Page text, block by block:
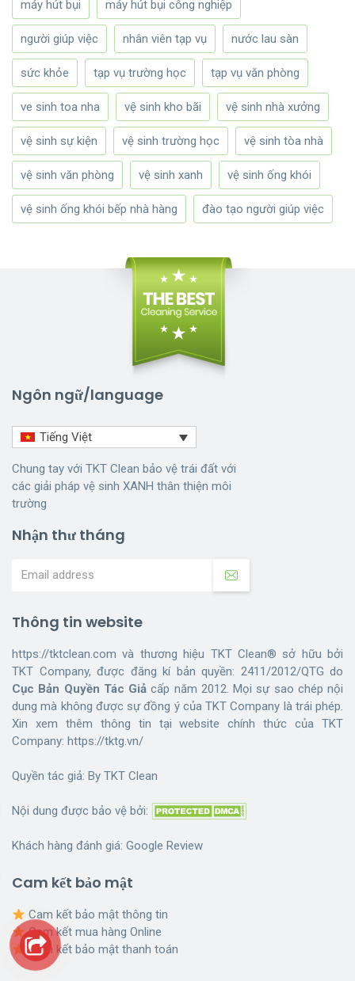
máy hút bụi máy hút bụi công nghiệp
người giúp việc nhân viên tạp vụ nước lau sàn
sức khỏe tạp vụ trường học tạp vụ văn phòng
ve sinh toa nha vệ sinh kho bãi vệ sinh nhà xưởng
vệ sinh sự kiện vệ sinh trường học vệ sinh tòa nhà
vệ sinh văn phòng vệ sinh xanh vệ sinh ống khói
vệ sinh ống khói bếp nhà hàng đào tạo người giúp việc
Ngôn ngữ/language
Tiếng Việt
Chung tay với TKT Clean bảo vệ trái đất với
các giải pháp vệ sinh XANH thân thiện môi
trường
Nhận thư tháng
Thông tin website
https://tktclean.com và thương hiệu TKT Clean® sở hữu bởi
TKT Company, được đăng kí bản quyền: 2411/2012/QTG do
Cục Bản Quyền Tác Giả cấp năm 2012. Mọi sự sao chép nội
dung mà không được sự đồng ý của TKT Company là trái phép.
Xin xem thêm thông tin tại website chính thức của TKT
Company: https://tktg.vn/
Quyền tác giả: By TKT Clean
Nội dung được bảo vệ bởi:
Khách hàng đánh giá: Google Review
Cam kết bảo mật
Cam kết bảo mật thông tin
Cam kết mua hàng Online
Cam kết bảo mật thanh toán